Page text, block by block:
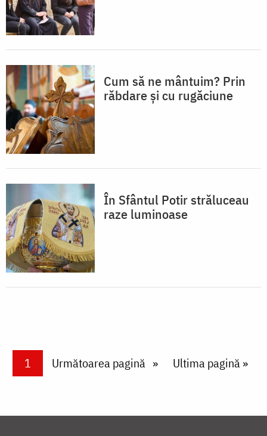
Cum să ne mântuim? Prin
răbdare și cu rugăciune
În Sfântul Potir străluceau
raze luminoase
PaginareCurrent page
1 Next page
Următoarea pagină Last page
Ultima pagină »